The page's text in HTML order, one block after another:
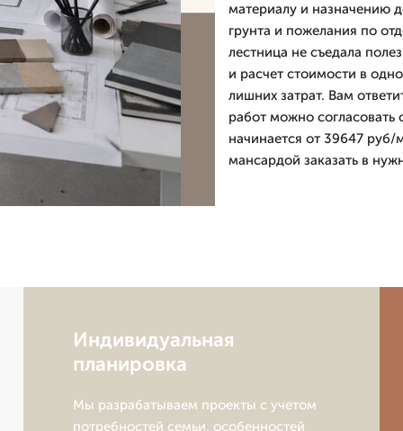
материалу и назначению
грунта и пожелания по
лестница не съедала
и расчет стоимости в
лишних затрат. Вам
работ можно
начинается от 39647 руб/
мансардой заказать в
Индивидуальная
планировка
Мы разрабатываем проекты с учетом
потребностей семьи, особенностей